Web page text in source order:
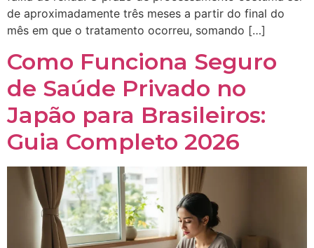
de aproximadamente três meses a partir do final do
mês em que o tratamento ocorreu, somando […]
Como Funciona Seguro
de Saúde Privado no
Japão para Brasileiros:
Guia Completo 2026